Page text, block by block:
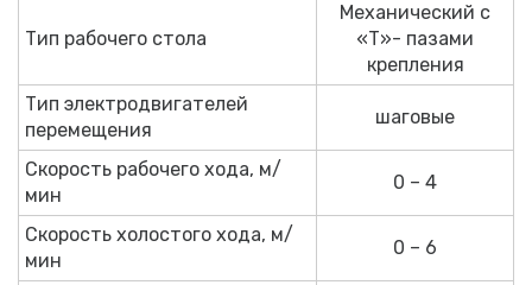
Тип рабочего стола
Механический с
«Т»- пазами
крепления
Тип электродвигателей
перемещения
шаговые
Скорость рабочего хода, м/
мин
0 – 4
Скорость холостого хода, м/
мин
0 – 6